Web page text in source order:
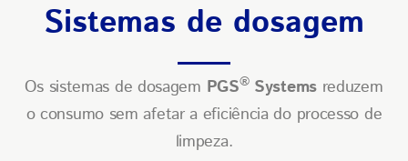
Sistemas de dosagem
Os sistemas de dosagem PGS®Systemsreduzem
o consumo sem afetar a eficiência do processo de
limpeza.